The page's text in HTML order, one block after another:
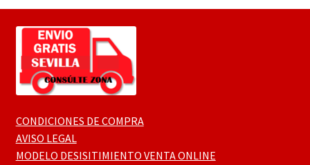
CONDICIONES DE COMPRA
AVISO LEGAL
MODELO DESISITIMIENTO VENTA ONLINE